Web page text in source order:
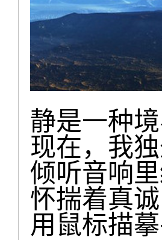
静是一种境
现在，我独
倾听音响
怀揣着真诚
用鼠标描